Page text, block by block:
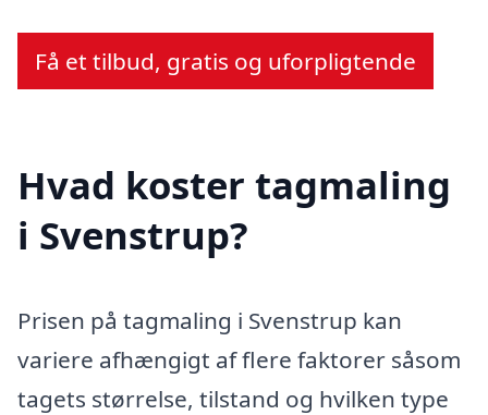
Få et tilbud, gratis og uforpligtende
Hvad koster tagmaling
i Svenstrup?
Prisen på tagmaling i Svenstrup kan
variere afhængigt af flere faktorer såsom
tagets størrelse, tilstand og hvilken type